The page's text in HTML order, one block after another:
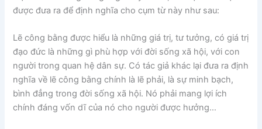
được đưa ra để định nghĩa cho cụm từ này như sau:
Lẽ công bằng được hiểu là những giá trị, tư tưởng, có giá trị
đạo đức là những gì phù hợp với đời sống xã hội, với con
người trong quan hệ dân sự. Có tác giả khác lại đưa ra định
nghĩa về lẽ công bằng chính là lẽ phải, là sự minh bạch,
bình đẳng trong đời sống xã hội. Nó phải mang lợi ích
chính đáng vốn dĩ của nó cho người được hưởng…